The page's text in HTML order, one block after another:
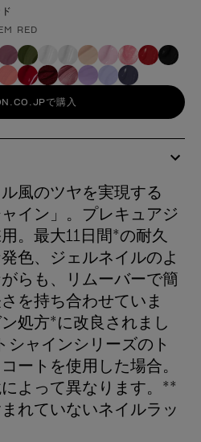
RED
で購入
風のツヤを実現する
イン」。プレキュアジ
。最大11日間*の耐久
色、ジェルネイルのよ
らも、リムーバーで簡
を持ち合わせていま
処方*に改良されまし
ャインシリーズのト
ートを使用した場合。
よって異なります。**
れていないネイルラッ